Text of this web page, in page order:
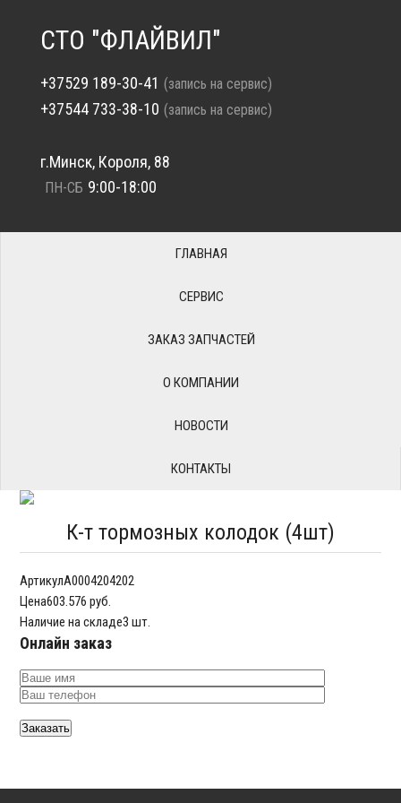
СТО "ФЛАЙВИЛ"
+37529 189-30-41 (запись на сервис)
+37544 733-38-10 (запись на сервис)
г.Минск, Короля, 88
ПН-СБ 9:00-18:00
ГЛАВНАЯ
СЕРВИС
ЗАКАЗ ЗАПЧАСТЕЙ
О КОМПАНИИ
НОВОСТИ
КОНТАКТЫ
К-т тормозных колодок (4шт)
АртикулA0004204202
Цена603.576 руб.
Наличие на складе3 шт.
Онлайн заказ